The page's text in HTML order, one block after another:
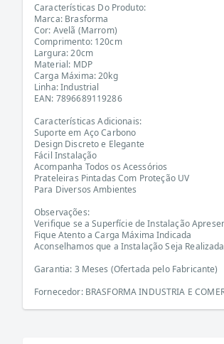
Características Do Produto:
Marca: Brasforma
Cor: Avelã (Marrom)
Comprimento: 120cm
Largura: 20cm
Material: MDP
Carga Máxima: 20kg
Linha: Industrial
EAN: 7896689119286
Características Adicionais:
Suporte em Aço Carbono
Design Discreto e Elegante
Fácil Instalação
Acompanha Todos os Acessórios
Prateleiras Pintadas Com Proteção UV
Para Diversos Ambientes
Observações:
Verifique se a Superfície de Instalação
Fique Atento a Carga Máxima Indicada
Aconselhamos que a Instalação Seja
Garantia: 3 Meses (Ofertada pelo Fabricante)
Fornecedor: BRASFORMA INDUSTRIA E